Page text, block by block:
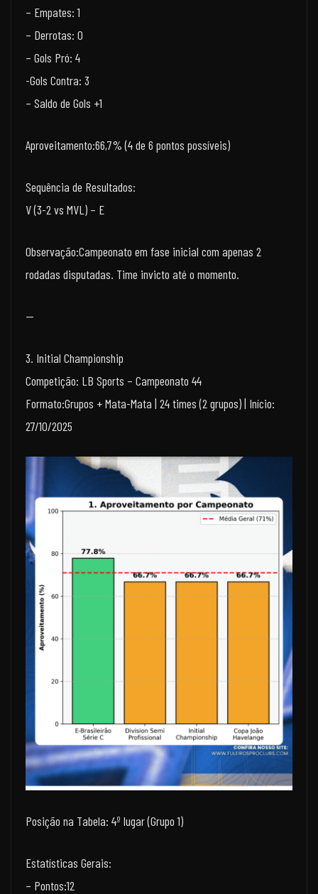
– Empates: 1
– Derrotas: 0
– Gols Pró: 4
-Gols Contra: 3
– Saldo de Gols +1
Aproveitamento:66,7% (4 de 6 pontos possíveis)
Sequência de Resultados:
V (3-2 vs MVL) – E
Observação:Campeonato em fase inicial com apenas 2
rodadas disputadas. Time invicto até o momento.
—
3. Initial Championship
Competição: LB Sports – Campeonato 44
Formato:Grupos + Mata-Mata | 24 times (2 grupos) | Início:
27/10/2025
Posição na Tabela: 4º lugar (Grupo 1)
Estatísticas Gerais:
– Pontos:12